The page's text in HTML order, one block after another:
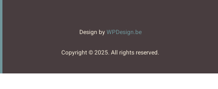
Design byWPDesign.be
Copyright © 2025. All rights reserved.